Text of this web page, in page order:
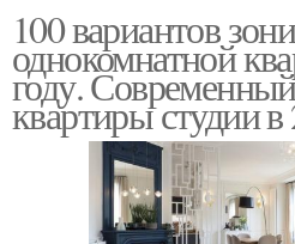
100 вариантов
однокомнатной
году.
квартиры студии в